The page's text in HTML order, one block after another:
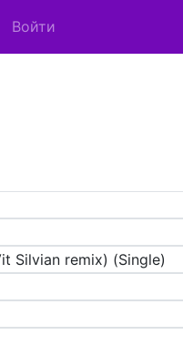
Войти
Silvian remix) (Single)